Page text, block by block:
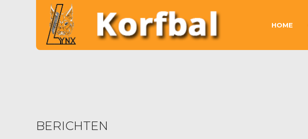
HOME
BERICHTEN